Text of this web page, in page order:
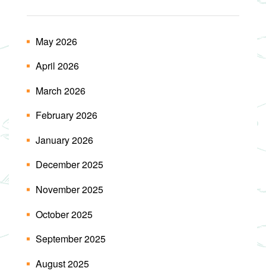
May 2026
April 2026
March 2026
February 2026
January 2026
December 2025
November 2025
October 2025
September 2025
August 2025